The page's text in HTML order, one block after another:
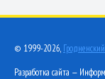
© 1999-2026,
Разработка сайта —